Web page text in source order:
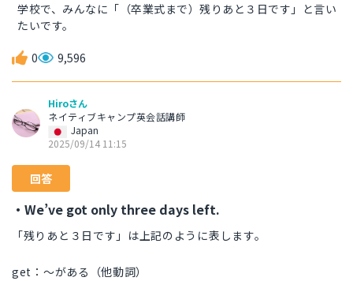
学校で、みんなに「（卒業式まで）残りあと３日です」と言い
たいです。
0 9,596
Hiroさん
ネイティブキャンプ英会話講師
Japan
2025/09/14 11:15
回答
・We’ve got only three days left.
「残りあと３日です」は上記のように表します。
get：〜がある（他動詞）